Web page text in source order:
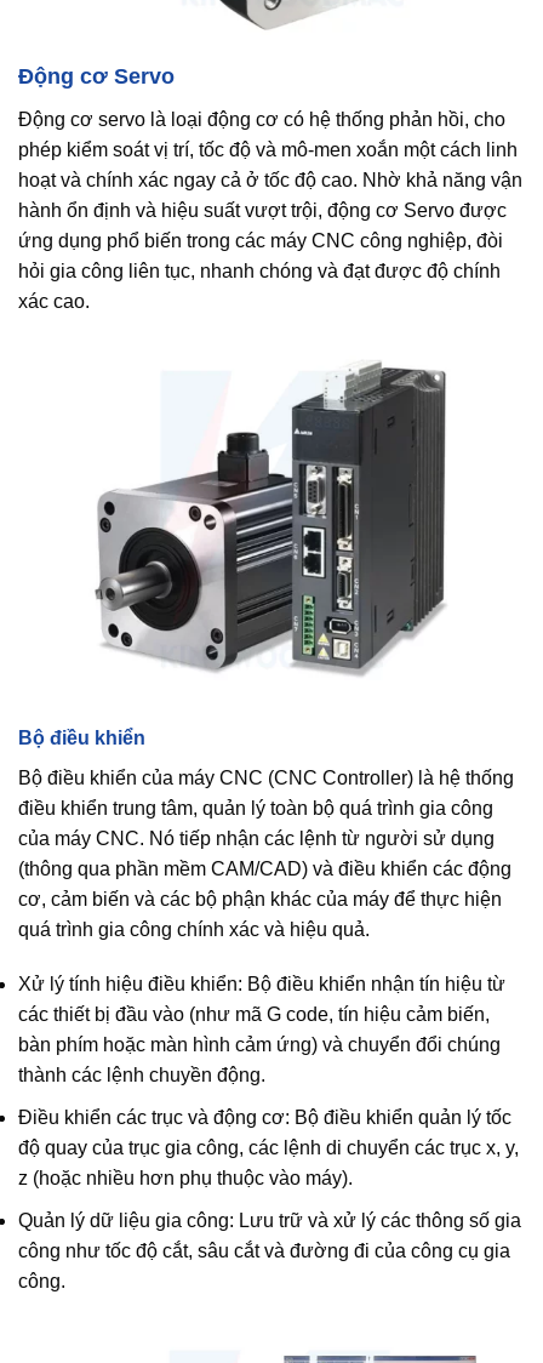
Động cơ Servo
Động cơ servo là loại động cơ có hệ thống phản hồi, cho
phép kiểm soát vị trí, tốc độ và mô-men xoắn một cách linh
hoạt và chính xác ngay cả ở tốc độ cao. Nhờ khả năng vận
hành ổn định và hiệu suất vượt trội, động cơ Servo được
ứng dụng phổ biến trong các máy CNC công nghiệp, đòi
hỏi gia công liên tục, nhanh chóng và đạt được độ chính
xác cao.
Bộ điều khiển
Bộ điều khiển của máy CNC (CNC Controller) là hệ thống
điều khiển trung tâm, quản lý toàn bộ quá trình gia công
của máy CNC. Nó tiếp nhận các lệnh từ người sử dụng
(thông qua phần mềm CAM/CAD) và điều khiển các động
cơ, cảm biến và các bộ phận khác của máy để thực hiện
quá trình gia công chính xác và hiệu quả.
Xử lý tính hiệu điều khiển: Bộ điều khiển nhận tín hiệu từ
các thiết bị đầu vào (như mã G code, tín hiệu cảm biến,
bàn phím hoặc màn hình cảm ứng) và chuyển đổi chúng
thành các lệnh chuyền động.
Điều khiển các trục và động cơ: Bộ điều khiển quản lý tốc
độ quay của trục gia công, các lệnh di chuyển các trục x, y,
z (hoặc nhiều hơn phụ thuộc vào máy).
Quản lý dữ liệu gia công: Lưu trữ và xử lý các thông số gia
công như tốc độ cắt, sâu cắt và đường đi của công cụ gia
công.